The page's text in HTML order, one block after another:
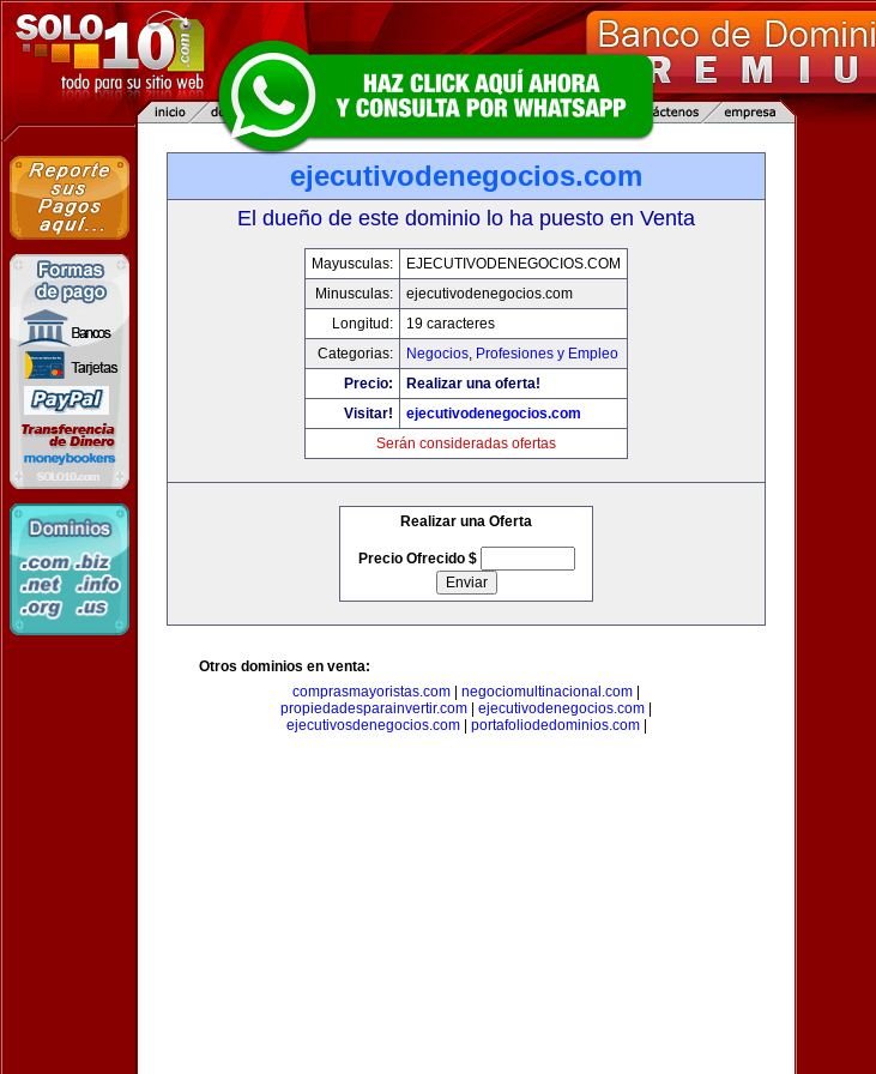
ejecutivodenegocios.com
El dueño de este dominio lo ha puesto en Venta
Mayusculas:
EJECUTIVODENEGOCIOS.COM
Minusculas:
ejecutivodenegocios.com
Longitud:
19 caracteres
Categorias:
Negocios, Profesiones y Empleo
Precio:
Realizar una oferta!
Visitar!
ejecutivodenegocios.com
Serán consideradas ofertas
Realizar una Oferta
Precio Ofrecido $
Otros dominios en venta:
comprasmayoristas.com
negociomultinacional.com
propiedadesparainvertir.com
ejecutivodenegocios.com
ejecutivosdenegocios.com| portafoliodedominios.com|